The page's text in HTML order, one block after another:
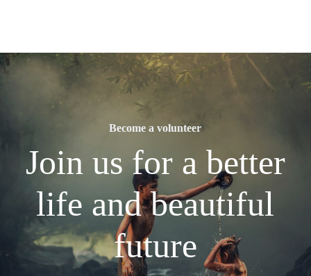
Become a volunteer
Join us for a better
life and beautiful
future